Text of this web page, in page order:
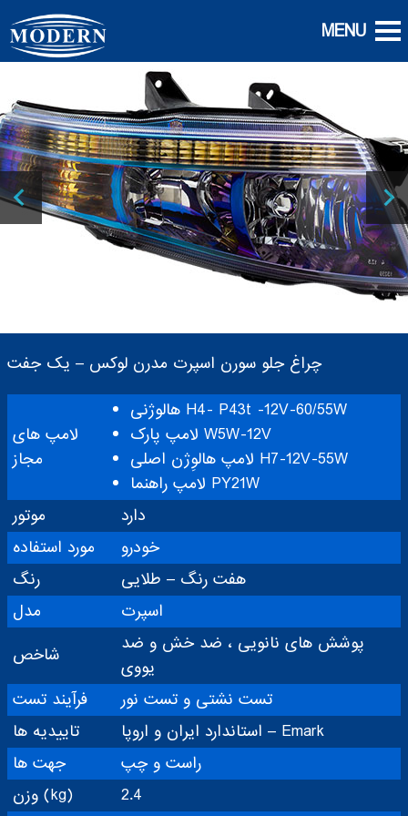
چراغ جلو سورن اسپرت مدرن لوکس – یک جفت
لامپ های
مجاز
هالوژنی H4- P43t -12V-60/55W
لامپ پارک W5W-12V
لامپ هالوِژن اصلی H7-12V-55W
لامپ راهنما PY21W
موتور
دارد
مورد استفاده
خودرو
رنگ
هفت رنگ – طلایی
مدل
اسپرت
شاخص
پوشش های نانویی ، ضد خش و ضد
یووی
فرآیند تست
تست نشتی و تست نور
تاییدیه ها
استاندارد ایران و اروپا – Emark
جهت ها
راست و چپ
وزن (kg)
2.4